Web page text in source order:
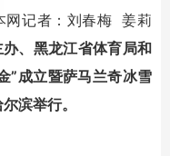
网记者：刘春梅 姜莉
、黑龙江省体育局和
”成立暨萨马兰奇冰雪
滨举行。